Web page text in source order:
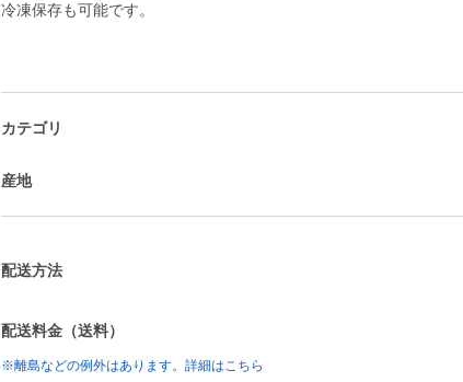
冷凍保存も可能です。
カテゴリ
産地
配送方法
配送料金（送料）
※離島などの例外はあります。詳細はこちら